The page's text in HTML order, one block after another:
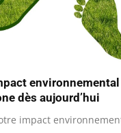
dès aujourd’hui
impact